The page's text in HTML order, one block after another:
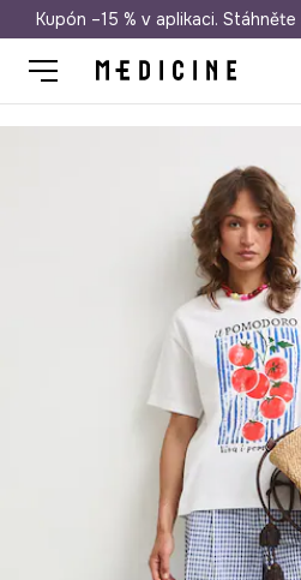
Doprava zdarma při
Kupón –15 % v aplikaci. Stáhněte